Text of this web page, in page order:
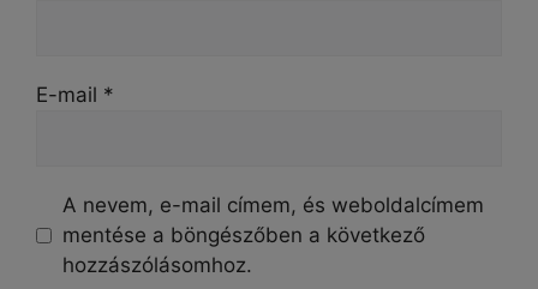
E-mail *
A nevem, e-mail címem, és weboldalcímem
mentése a böngészőben a következő
hozzászólásomhoz.